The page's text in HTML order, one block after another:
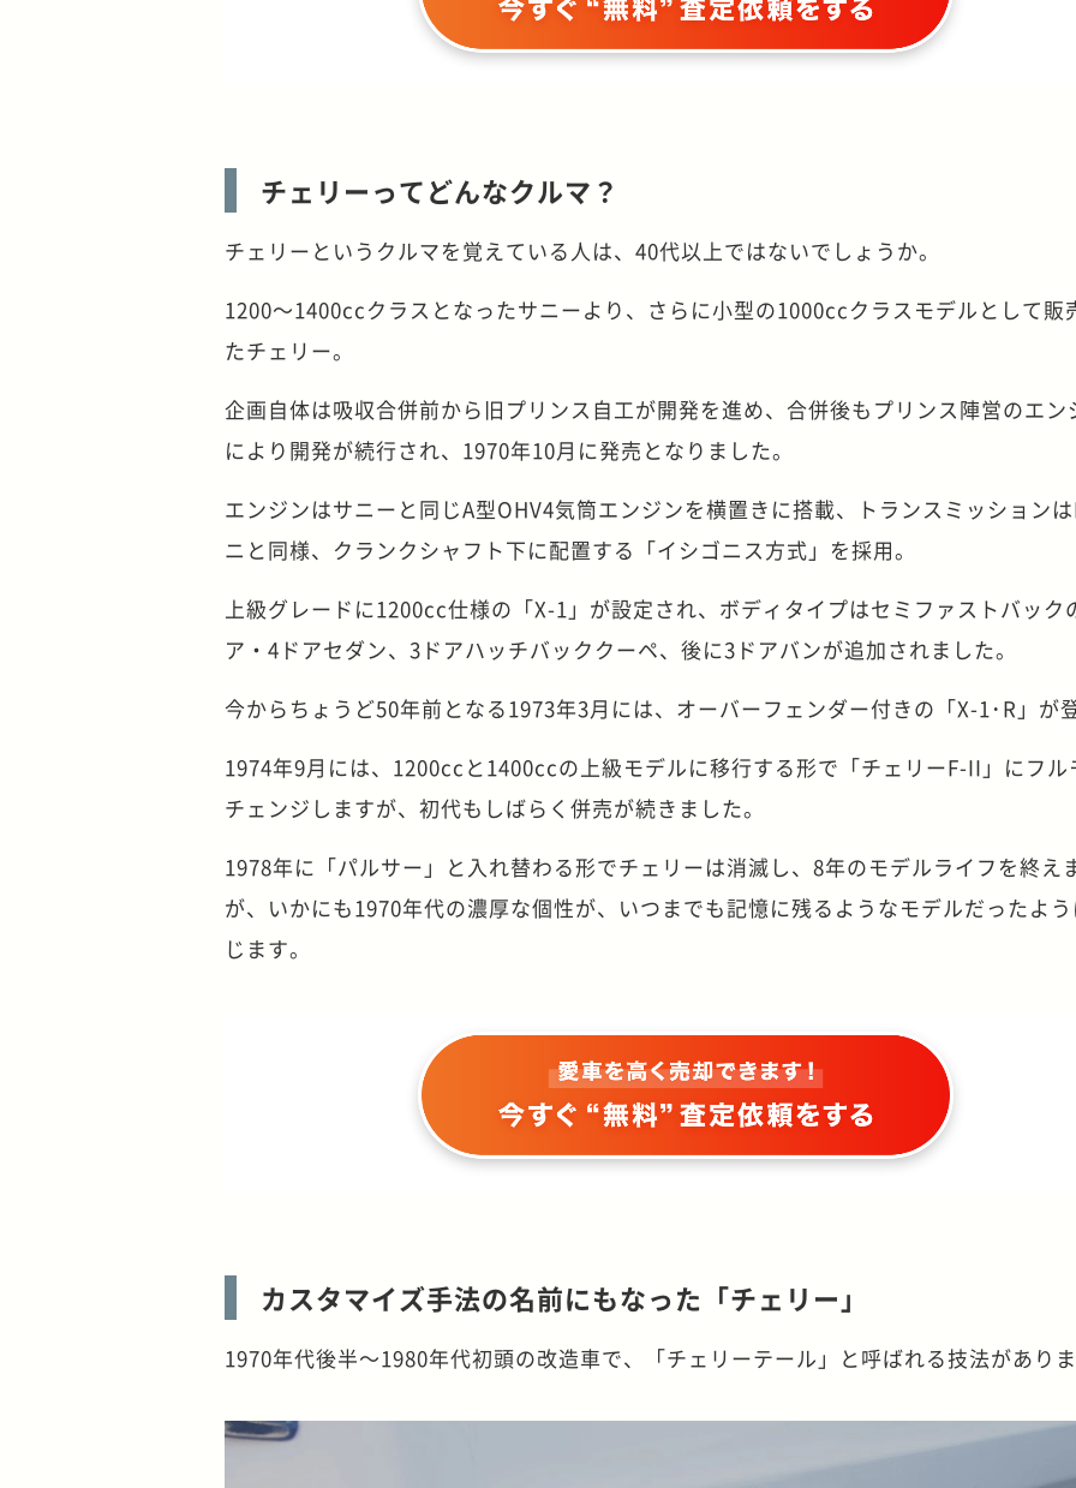
チェリーってどんなクルマ？
チェリーというクルマを覚えている人は、40代以上ではないでしょうか。
1200～1400ccクラスとなったサニーより、さらに小型の1000ccクラスモデルとして販
たチェリー。
企画自体は吸収合併前から旧プリンス自工が開発を進め、合併後もプリンス陣営のエン
により開発が続行され、1970年10月に発売となりました。
エンジンはサニーと同じA型OHV4気筒エンジンを横置きに搭載、トランスミッション
ニと同様、クランクシャフト下に配置する「イシゴニス方式」を採用。
上級グレードに1200cc仕様の「X-1」が設定され、ボディタイプはセミファストバック
ア・4ドアセダン、3ドアハッチバッククーペ、後に3ドアバンが追加されました。
今からちょうど50年前となる1973年3月には、オーバーフェンダー付きの「X-1･R」が
1974年9月には、1200ccと1400ccの上級モデルに移行する形で「チェリーF-II」にフル
チェンジしますが、初代もしばらく併売が続きました。
1978年に「パルサー」と入れ替わる形でチェリーは消滅し、8年のモデルライフを終え
が、いかにも1970年代の濃厚な個性が、いつまでも記憶に残るようなモデルだったよ
じます。
カスタマイズ手法の名前にもなった「チェリー」
1970年代後半～1980年代初頭の改造車で、「チェリーテール」と呼ばれる技法があり